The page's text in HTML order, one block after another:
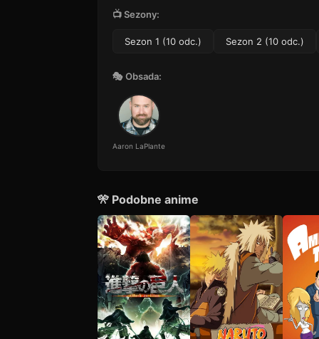
📺 Sezony:
Sezon 1 (10 odc.) Sezon 2 (10 odc.)
🎭 Obsada:
Aaron LaPlante
🎌 Podobne anime